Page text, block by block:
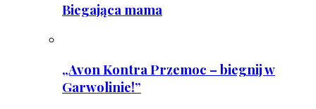
Biegająca mama
„Avon Kontra Przemoc – biegnij w
Garwolinie!”